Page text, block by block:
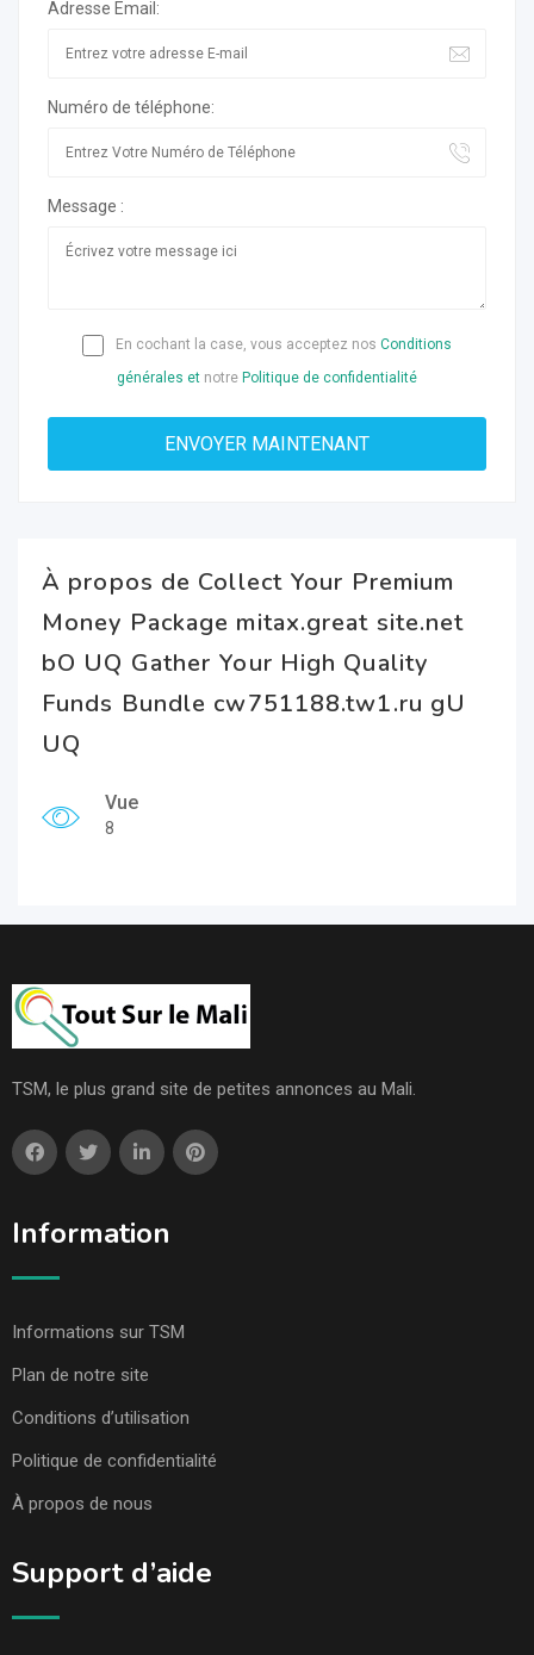
Adresse Email:
Numéro de téléphone:
Message :
En cochant la case, vous acceptez nos Conditions
générales et notre Politique de confidentialité
À propos de Collect Your Premium
Money Package mitax.great site.net
bO UQ Gather Your High Quality
Funds Bundle cw751188.tw1.ru gU
UQ
Vue
8
TSM, le plus grand site de petites annonces au Mali.
Information
Informations sur TSM
Plan de notre site
Conditions d’utilisation
Politique de confidentialité
À propos de nous
Support d’aide